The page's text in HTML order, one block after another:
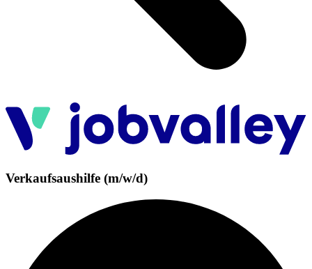
Verkaufsaushilfe (m/w/d)